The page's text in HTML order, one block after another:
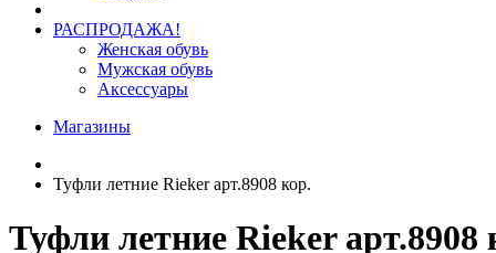
РАСПРОДАЖА!
Женская обувь
Мужская обувь
Аксессуары
Магазины
Туфли летние Rieker арт.8908 кор.
Туфли летние Rieker арт.8908